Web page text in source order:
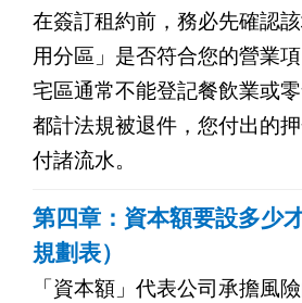
在簽訂租約前，務必先確認
用分區」是否符合您的營業
宅區通常不能登記餐飲業或
都計法規被退件，您付出的
付諸流水。
第四章：資本額要設多少
規劃表）
「資本額」代表公司承擔風